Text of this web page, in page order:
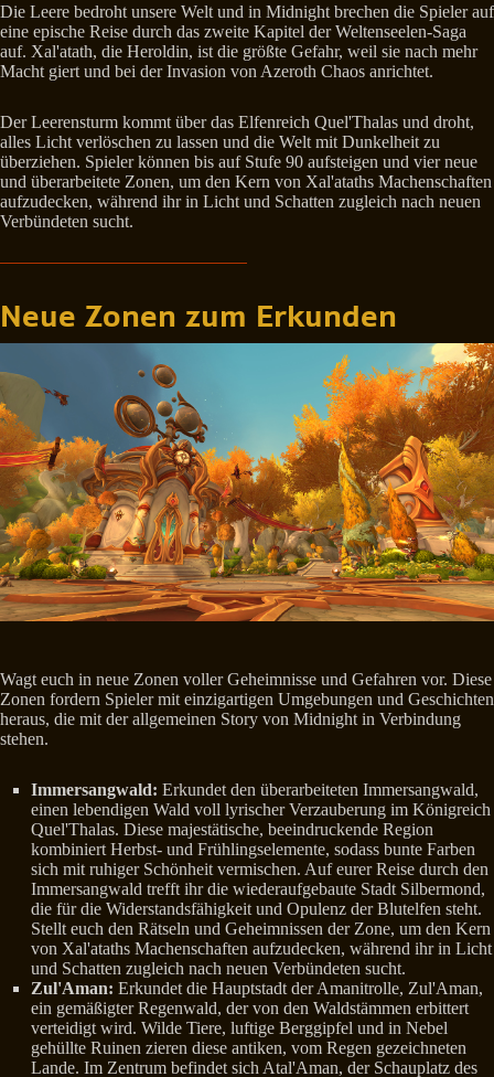
Die Leere bedroht unsere Welt und in Midnight brechen die Spieler auf
eine epische Reise durch das zweite Kapitel der Weltenseelen-Saga
auf. Xal'atath, die Heroldin, ist die größte Gefahr, weil sie nach mehr
Macht giert und bei der Invasion von Azeroth Chaos anrichtet.
Der Leerensturm kommt über das Elfenreich Quel'Thalas und droht,
alles Licht verlöschen zu lassen und die Welt mit Dunkelheit zu
überziehen. Spieler können bis auf Stufe 90 aufsteigen und vier neue
und überarbeitete Zonen, um den Kern von Xal'ataths Machenschaften
aufzudecken, während ihr in Licht und Schatten zugleich nach neuen
Verbündeten sucht.
Neue Zonen zum Erkunden
Wagt euch in neue Zonen voller Geheimnisse und Gefahren vor. Diese
Zonen fordern Spieler mit einzigartigen Umgebungen und Geschichten
heraus, die mit der allgemeinen Story von Midnight in Verbindung
stehen.
Immersangwald: Erkundet den überarbeiteten Immersangwald,
einen lebendigen Wald voll lyrischer Verzauberung im Königreich
Quel'Thalas. Diese majestätische, beeindruckende Region
kombiniert Herbst- und Frühlingselemente, sodass bunte Farben
sich mit ruhiger Schönheit vermischen. Auf eurer Reise durch den
Immersangwald trefft ihr die wiederaufgebaute Stadt Silbermond,
die für die Widerstandsfähigkeit und Opulenz der Blutelfen steht.
Stellt euch den Rätseln und Geheimnissen der Zone, um den Kern
von Xal'ataths Machenschaften aufzudecken, während ihr in Licht
und Schatten zugleich nach neuen Verbündeten sucht.
Zul'Aman: Erkundet die Hauptstadt der Amanitrolle, Zul'Aman,
ein gemäßigter Regenwald, der von den Waldstämmen erbittert
verteidigt wird. Wilde Tiere, luftige Berggipfel und in Nebel
gehüllte Ruinen zieren diese antiken, vom Regen gezeichneten
Lande. Im Zentrum befindet sich Atal'Aman, der Schauplatz des